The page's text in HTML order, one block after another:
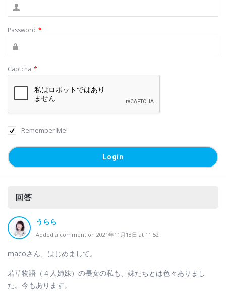
Password *
Captcha *
Remember Me!
回答
うらら
Added a comment on 2021年11月18日 at 11:52
macoさん、はじめまして。
若草物語（４人姉妹）の長女の私も、妹たちとは色々ありまし
た。今もあります。